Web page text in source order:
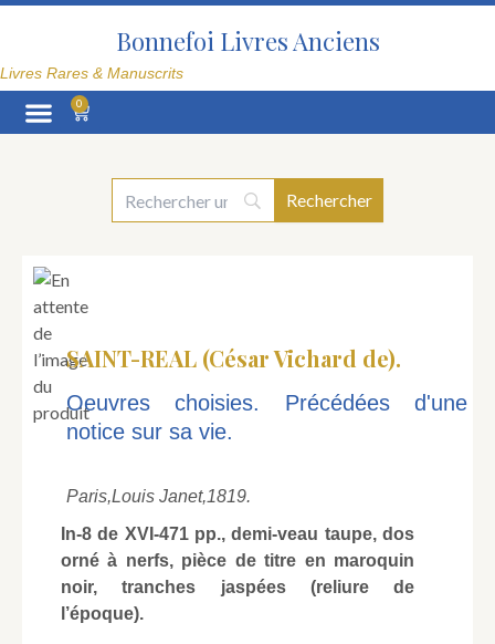
Aller
Bonnefoi Livres Anciens
Livres Rares & Manuscrits
0
Panier
SAINT-REAL (César Vichard de).
Oeuvres choisies. Précédées d'une
notice sur sa vie.
Paris,Louis Janet,1819.
In-8 de XVI-471 pp., demi-veau taupe, dos
orné à nerfs, pièce de titre en maroquin
noir, tranches jaspées (reliure de
l’époque).